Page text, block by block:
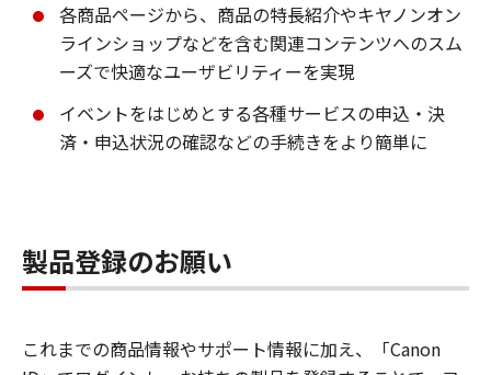
各商品ページから、商品の特長紹介やキヤノンオン
ラインショップなどを含む関連コンテンツへのスム
ーズで快適なユーザビリティーを実現
イベントをはじめとする各種サービスの申込・決
済・申込状況の確認などの手続きをより簡単に
製品登録のお願い
これまでの商品情報やサポート情報に加え、「Canon